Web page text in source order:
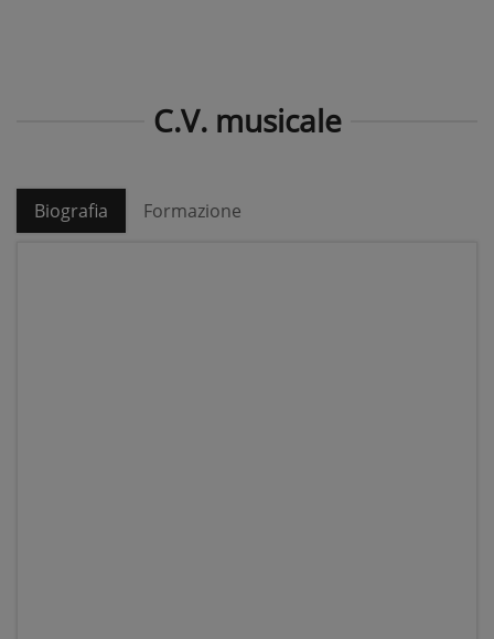
C.V. musicale
Biografia Formazione